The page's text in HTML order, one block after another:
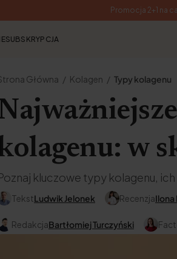
Promocja 2+1 na
SUBSKRYPCJA
Główna Kolagen Typy kolagenu
w
kluczowe typy kolagenu,
TekstLudwik Jelonek RecenzjaIlona
RedakcjaBartłomiej Turczyński